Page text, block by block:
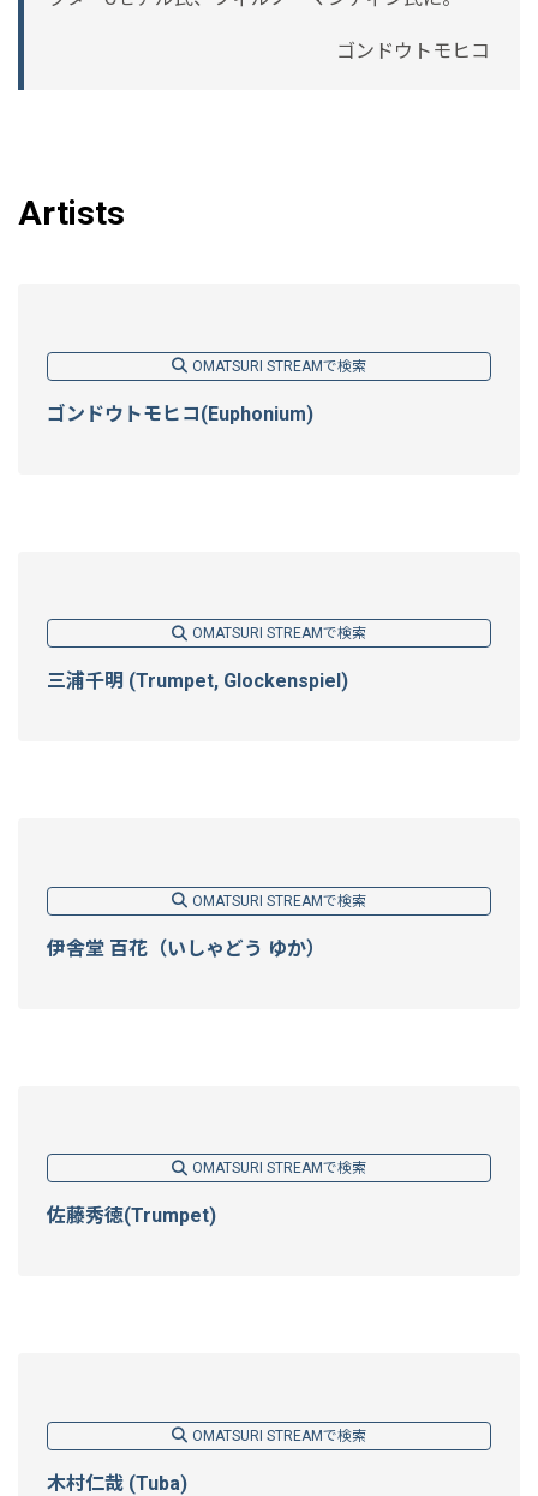
ゴンドウトモヒコ
Artists
OMATSURI STREAMで検索
ゴンドウトモヒコ(Euphonium)
OMATSURI STREAMで検索
三浦千明 (Trumpet, Glockenspiel)
OMATSURI STREAMで検索
伊舎堂 百花（いしゃどう ゆか）
OMATSURI STREAMで検索
佐藤秀徳(Trumpet)
OMATSURI STREAMで検索
木村仁哉 (Tuba)